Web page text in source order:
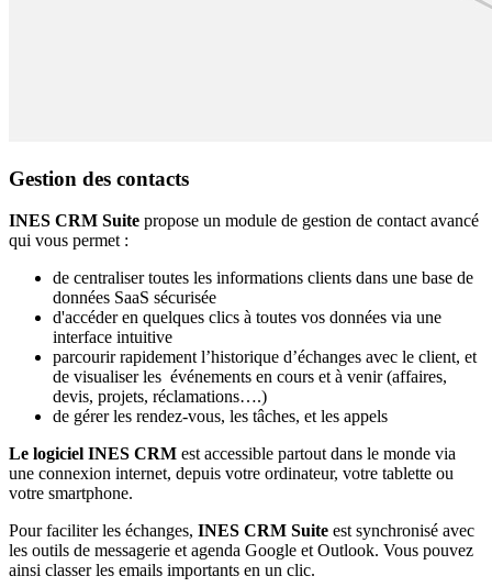
Gestion des contacts
INES CRM Suite propose un module de gestion de contact avancé
qui vous permet :
de centraliser toutes les informations clients dans une base de
données SaaS sécurisée
d'accéder en quelques clics à toutes vos données via une
interface intuitive
parcourir rapidement l’historique d’échanges avec le client, et
de visualiser les événements en cours et à venir (affaires,
devis, projets, réclamations….)
de gérer les rendez-vous, les tâches, et les appels
Le logiciel INES CRM est accessible partout dans le monde via
une connexion internet, depuis votre ordinateur, votre tablette ou
votre smartphone.
Pour faciliter les échanges, INES CRM Suite est synchronisé avec
les outils de messagerie et agenda Google et Outlook. Vous pouvez
ainsi classer les emails importants en un clic.